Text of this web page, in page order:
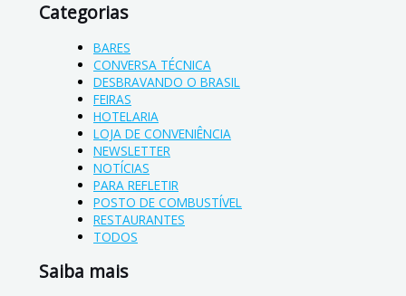
Categorias
BARES
CONVERSA TÉCNICA
DESBRAVANDO O BRASIL
FEIRAS
HOTELARIA
LOJA DE CONVENIÊNCIA
NEWSLETTER
NOTÍCIAS
PARA REFLETIR
POSTO DE COMBUSTÍVEL
RESTAURANTES
TODOS
Saiba mais